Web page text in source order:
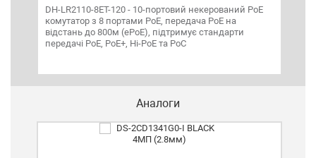
DH-LR2110-8ET-120 - 10-портовий некерований PoE
комутатор з 8 портами РоЕ, передача PoE на
відстань до 800м (ePoE), підтримує стандарти
передачі PoE, PoE+, Hi-PoE та PoC
Аналоги